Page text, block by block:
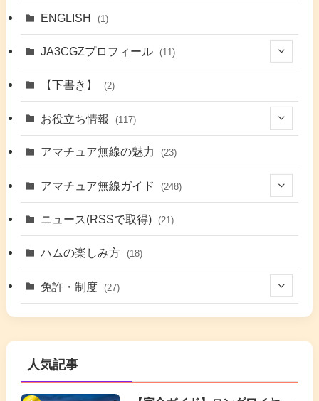
ENGLISH (1)
JA3CGZプロフィール (11)
(7)
【下書き】 (2)
お役立ち情報 (117)
(48)
(9)
(17)
(6)
アマチュア無線の魅力 (23)
アマチュア無線ガイド (248)
(42)
(5)
(1)
(41)
(7) (7)
(16)
(63)
ニュース(RSSで取得) (21)
ハムの楽しみ方 (18)
免許・制度 (27)
(5)
(4)
人気記事